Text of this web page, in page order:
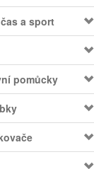
a sport
pomůcky